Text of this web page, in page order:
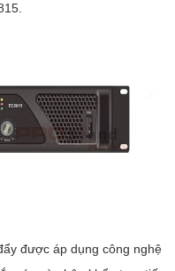
được áp dụng công nghệ